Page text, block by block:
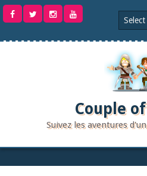
Aller
Couple
Suivez les aventures